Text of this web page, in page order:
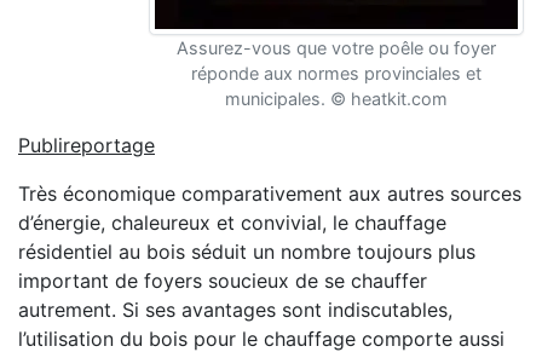
Assurez-vous que votre poêle ou foyer
réponde aux normes provinciales et
municipales. © heatkit.com
Publireportage
Très économique comparativement aux autres sources
d’énergie, chaleureux et convivial, le chauffage
résidentiel au bois séduit un nombre toujours plus
important de foyers soucieux de se chauffer
autrement. Si ses avantages sont indiscutables,
l’utilisation du bois pour le chauffage comporte aussi